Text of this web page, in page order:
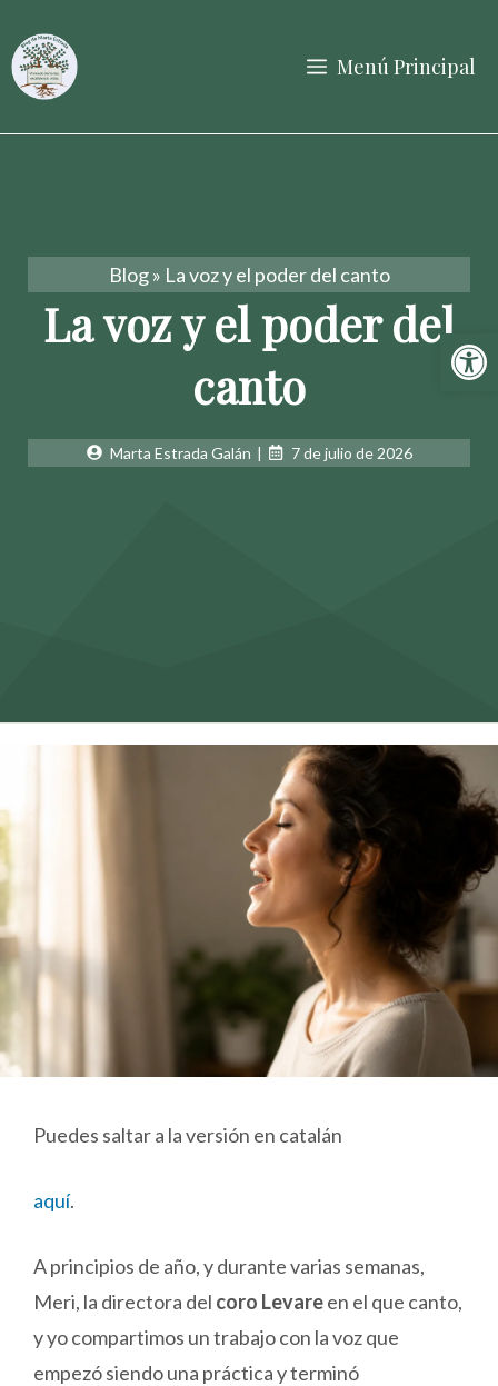
Abrir
al
contenido
Menú Principal
Blog» La voz y el poder del canto
La voz y el poder del
canto
Marta Estrada Galán | 7 de julio de 2026
Puedes saltar a la versión en catalán
aquí.
A principios de año, y durante varias semanas,
Meri, la directora del coro Levareen el que canto,
y yo compartimos un trabajo con la voz que
empezó siendo una práctica y terminó